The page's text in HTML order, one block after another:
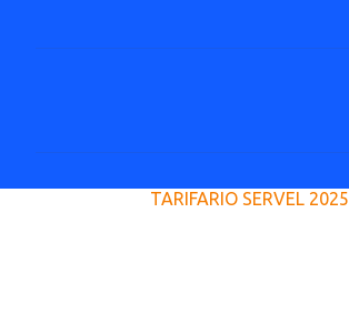
TARIFARIO SERVEL 2025